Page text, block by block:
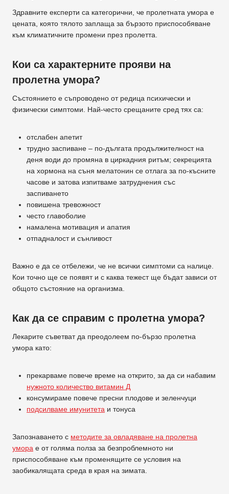
Здравните експерти са категорични, че пролетната умора е
цената, която тялото заплаща за бързото приспособяване
към климатичните промени през пролетта.
Кои са характерните прояви на
пролетна умора?
Състоянието е съпроводено от редица психически и
физически симптоми. Най-често срещаните сред тях са:
отслабен апетит
трудно заспиване – по-дългата продължителност на
деня води до промяна в циркадния ритъм; секрецията
на хормона на съня мелатонин се отлага за по-късните
часове и затова изпитваме затруднения със
заспиването
повишена тревожност
често главоболие
намалена мотивация и апатия
отпадналост и сънливост
Важно е да се отбележи, че не всички симптоми са налице.
Кои точно ще се появят и с каква тежест ще бъдат зависи от
общото състояние на организма.
Как да се справим с пролетна умора?
Лекарите съветват да преодолеем по-бързо пролетна
умора като:
прекарваме повече време на открито, за да си набавим
нужното количество витамин Д
консумираме повече пресни плодове и зеленчуци
подсилваме имунитета и тонуса
Запознаването с методите за овладяване на пролетна
умора е от голяма полза за безпроблемното ни
приспособяване към променящите се условия на
заобикалящата среда в края на зимата.